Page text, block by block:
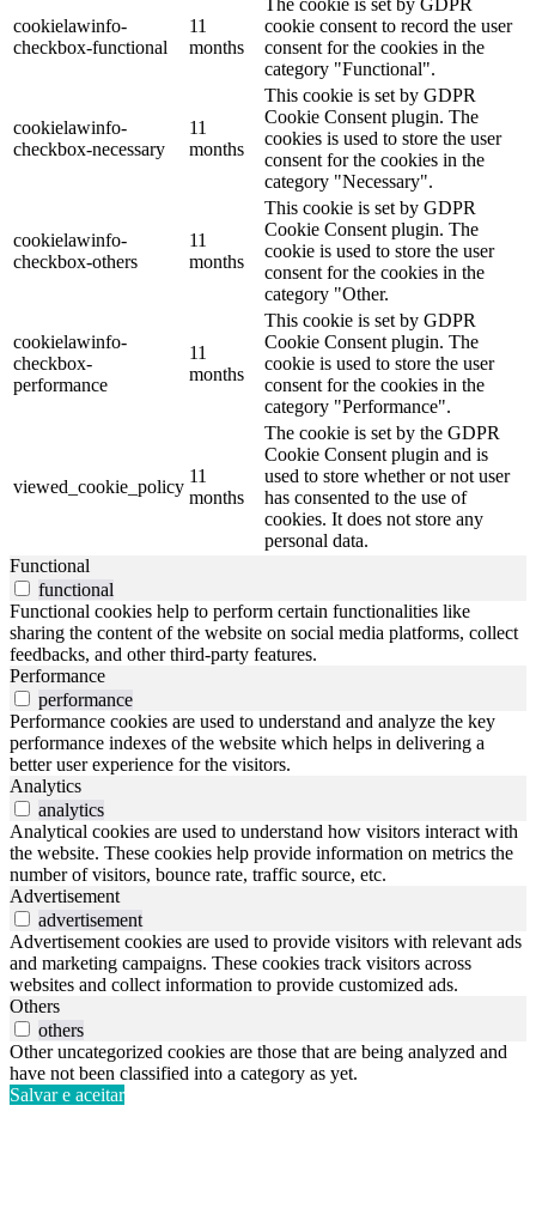
cookielawinfo-
checkbox-functional
11
months
cookie consent to record the user
consent for the cookies in the
category "Functional".
cookielawinfo-
checkbox-necessary
11
months
This cookie is set by GDPR
Cookie Consent plugin. The
cookies is used to store the user
consent for the cookies in the
category "Necessary".
cookielawinfo-
checkbox-others
11
months
This cookie is set by GDPR
Cookie Consent plugin. The
cookie is used to store the user
consent for the cookies in the
category "Other.
cookielawinfo-
checkbox-
performance
11
months
This cookie is set by GDPR
Cookie Consent plugin. The
cookie is used to store the user
consent for the cookies in the
category "Performance".
viewed_cookie_policy
11
months
The cookie is set by the GDPR
Cookie Consent plugin and is
used to store whether or not user
has consented to the use of
cookies. It does not store any
personal data.
Functional
functional
Functional cookies help to perform certain functionalities like
sharing the content of the website on social media platforms, collect
feedbacks, and other third-party features.
Performance
performance
Performance cookies are used to understand and analyze the key
performance indexes of the website which helps in delivering a
better user experience for the visitors.
Analytics
analytics
Analytical cookies are used to understand how visitors interact with
the website. These cookies help provide information on metrics the
number of visitors, bounce rate, traffic source, etc.
Advertisement
advertisement
Advertisement cookies are used to provide visitors with relevant ads
and marketing campaigns. These cookies track visitors across
websites and collect information to provide customized ads.
Others
others
Other uncategorized cookies are those that are being analyzed and
have not been classified into a category as yet.
Salvar e aceitar